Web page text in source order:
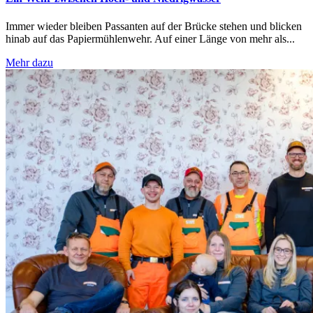
Immer wieder bleiben Passanten auf der Brücke stehen und blicken
hinab auf das Papiermühlenwehr. Auf einer Länge von mehr als...
Mehr dazu